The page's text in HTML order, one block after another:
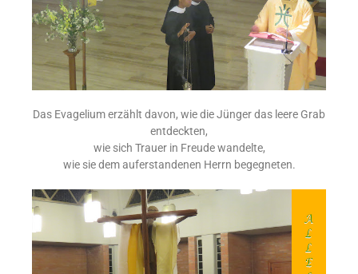
Das Evagelium erzählt davon, wie die Jünger das leere Grab
entdeckten,
wie sich Trauer in Freude wandelte,
wie sie dem auferstandenen Herrn begegneten.